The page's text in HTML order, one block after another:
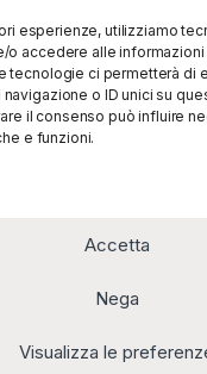
esperienze, utilizziamo
o accedere alle
tecnologie ci permetterà di
o ID unici su
il consenso può influire
e funzioni.
Accetta
Nega
Visualizza le
(0039) 091
5607514